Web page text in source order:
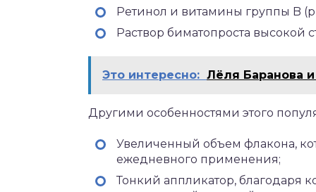
Ретинол и витамины группы B
Раствор биматопроста высокой
Это интересно: Лёля Баранова
Другими особенностями этого
Увеличенный объем флакона,
ежедневного применения;
Тонкий аппликатор, благодаря